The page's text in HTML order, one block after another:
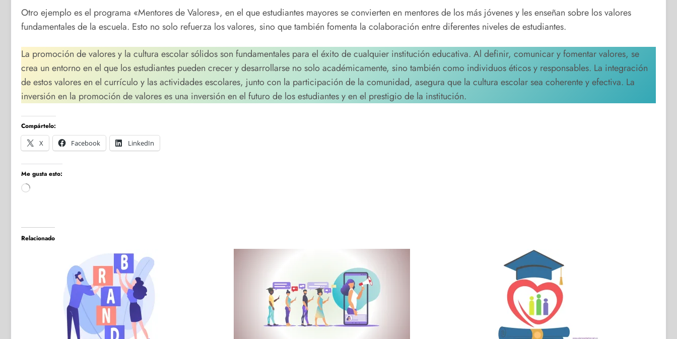
Otro ejemplo es el programa «Mentores de Valores», en el que estudiantes mayores se convierten en mentores de los más jóvenes y les enseñan sobre los valores
fundamentales de la escuela. Esto no solo refuerza los valores, sino que también fomenta la colaboración entre diferentes niveles de estudiantes.
La promoción de valores y la cultura escolar sólidos son fundamentales para el éxito de cualquier institución educativa. Al definir, comunicar y fomentar valores, se
crea un entorno en el que los estudiantes pueden crecer y desarrollarse no solo académicamente, sino también como individuos éticos y responsables. La integración
de estos valores en el currículo y las actividades escolares, junto con la participación de la comunidad, asegura que la cultura escolar sea coherente y efectiva. La
inversión en la promoción de valores es una inversión en el futuro de los estudiantes y en el prestigio de la institución.
Compártelo:
X
Facebook LinkedIn
Me gusta esto:
Cargando...
Relacionado